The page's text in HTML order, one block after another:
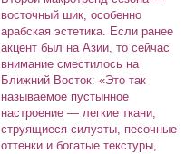
восточный шик, особенно
арабская эстетика. Если ранее
акцент был на Азии, то сейчас
внимание сместилось на
Ближний Восток: «Это так
называемое пустынное
настроение — легкие ткани,
струящиеся силуэты, песочные
оттенки и богатые текстуры,